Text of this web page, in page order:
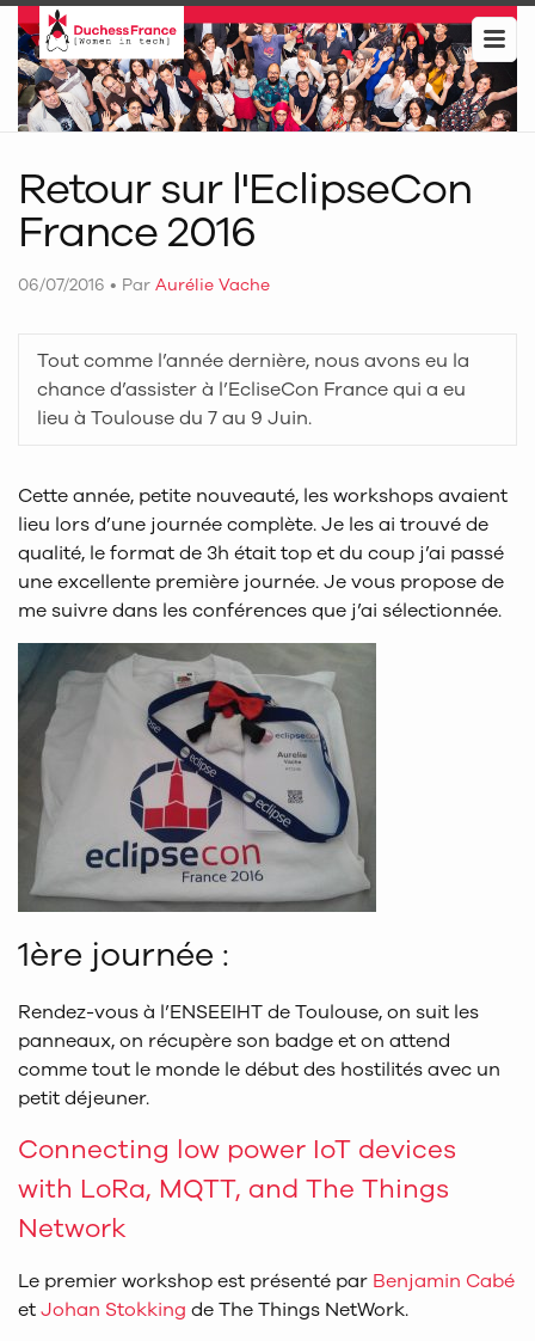
Retour sur l'EclipseCon
France 2016
06/07/2016 • Par Aurélie Vache
Tout comme l’année dernière, nous avons eu la
chance d’assister à l’EcliseCon France qui a eu
lieu à Toulouse du 7 au 9 Juin.
Cette année, petite nouveauté, les workshops avaient
lieu lors d’une journée complète. Je les ai trouvé de
qualité, le format de 3h était top et du coup j’ai passé
une excellente première journée. Je vous propose de
me suivre dans les conférences que j’ai sélectionnée.
1ère journée :
Rendez-vous à l’ENSEEIHT de Toulouse, on suit les
panneaux, on récupère son badge et on attend
comme tout le monde le début des hostilités avec un
petit déjeuner.
Connecting low power IoT devices
with LoRa, MQTT, and The Things
Network
Le premier workshop est présenté par Benjamin Cabé
etJohan Stokking de The Things NetWork.